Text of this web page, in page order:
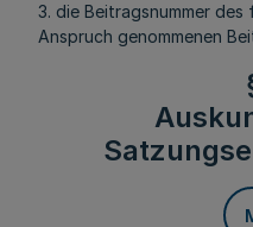
3. die Beitragsnummer
Anspruch genommenen